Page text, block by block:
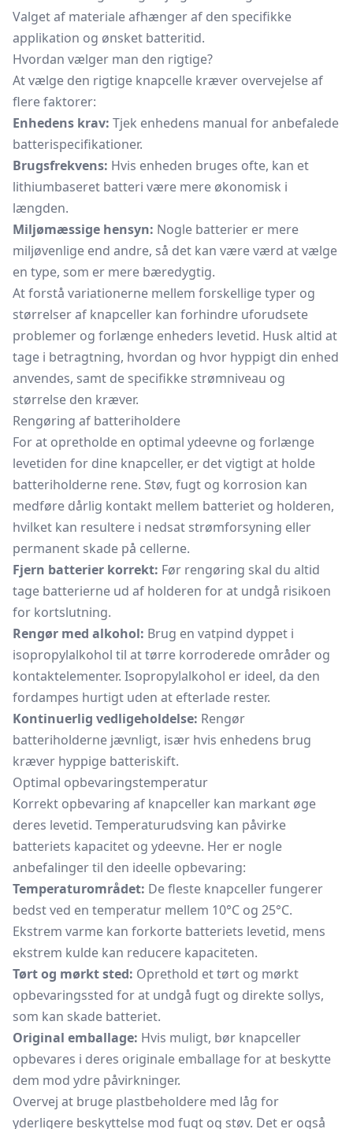
Valget af materiale afhænger af den specifikke
applikation og ønsket batteritid.
Hvordan vælger man den rigtige?
At vælge den rigtige knapcelle kræver overvejelse af
flere faktorer:
Enhedens krav: Tjek enhedens manual for anbefalede
batterispecifikationer.
Brugsfrekvens: Hvis enheden bruges ofte, kan et
lithiumbaseret batteri være mere økonomisk i
længden.
Miljømæssige hensyn: Nogle batterier er mere
miljøvenlige end andre, så det kan være værd at vælge
en type, som er mere bæredygtig.
At forstå variationerne mellem forskellige typer og
størrelser af knapceller kan forhindre uforudsete
problemer og forlænge enheders levetid. Husk altid at
tage i betragtning, hvordan og hvor hyppigt din enhed
anvendes, samt de specifikke strømniveau og
størrelse den kræver.
Rengøring af batteriholdere
For at opretholde en optimal ydeevne og forlænge
levetiden for dine knapceller, er det vigtigt at holde
batteriholderne rene. Støv, fugt og korrosion kan
medføre dårlig kontakt mellem batteriet og holderen,
hvilket kan resultere i nedsat strømforsyning eller
permanent skade på cellerne.
Fjern batterier korrekt: Før rengøring skal du altid
tage batterierne ud af holderen for at undgå risikoen
for kortslutning.
Rengør med alkohol: Brug en vatpind dyppet i
isopropylalkohol til at tørre korroderede områder og
kontaktelementer. Isopropylalkohol er ideel, da den
fordampes hurtigt uden at efterlade rester.
Kontinuerlig vedligeholdelse: Rengør
batteriholderne jævnligt, især hvis enhedens brug
kræver hyppige batteriskift.
Optimal opbevaringstemperatur
Korrekt opbevaring af knapceller kan markant øge
deres levetid. Temperaturudsving kan påvirke
batteriets kapacitet og ydeevne. Her er nogle
anbefalinger til den ideelle opbevaring:
Temperaturområdet: De fleste knapceller fungerer
bedst ved en temperatur mellem 10°C og 25°C.
Ekstrem varme kan forkorte batteriets levetid, mens
ekstrem kulde kan reducere kapaciteten.
Tørt og mørkt sted: Oprethold et tørt og mørkt
opbevaringssted for at undgå fugt og direkte sollys,
som kan skade batteriet.
Original emballage: Hvis muligt, bør knapceller
opbevares i deres originale emballage for at beskytte
dem mod ydre påvirkninger.
Overvej at bruge plastbeholdere med låg for
yderligere beskyttelse mod fugt og støv. Det er også